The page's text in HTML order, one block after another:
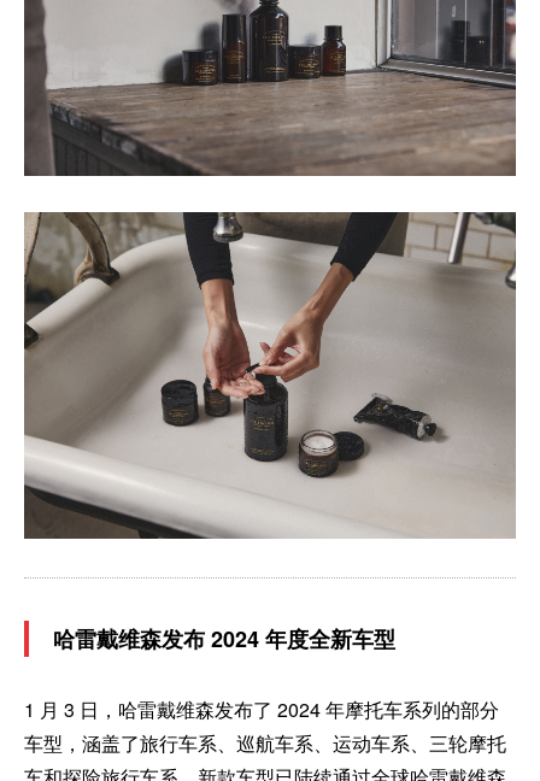
哈雷戴维森发布 2024 年度全新车型
1 月 3 日，哈雷戴维森发布了 2024 年摩托车系列的部分
车型，涵盖了旅行车系、巡航车系、运动车系、三轮摩托